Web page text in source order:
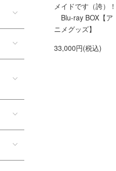
メイドです（誇）！
Blu-ray BOX【ア
ニメグッズ】
33,000円(税込)